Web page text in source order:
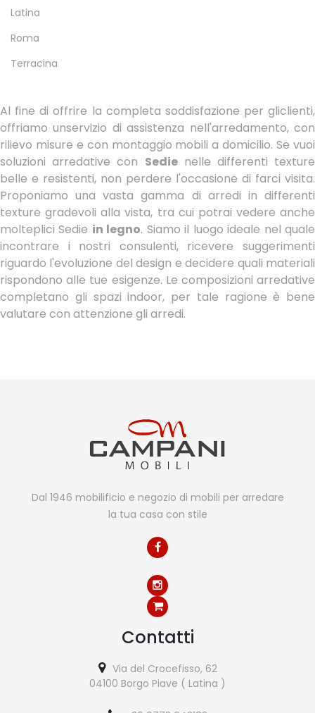
Latina
Roma
Terracina
Al fine di offrire la completa soddisfazione per gliclienti,
offriamo unservizio di assistenza nell'arredamento, con
rilievo misure e con montaggio mobili a domicilio. Se vuoi
soluzioni arredative con Sedienelle differenti texture
belle e resistenti, non perdere l'occasione di farci visita.
Proponiamo una vasta gamma di arredi in differenti
texture gradevoli alla vista, tra cui potrai vedere anche
molteplici Sedie in legno. Siamo il luogo ideale nel quale
incontrare i nostri consulenti, ricevere suggerimenti
riguardo l'evoluzione del design e decidere quali materiali
rispondono alle tue esigenze. Le composizioni arredative
completano gli spazi indoor, per tale ragione è bene
valutare con attenzione gli arredi.
Dal 1946 mobilificio e negozio di mobili per arredare
la tua casa con stile
Contatti
Via del Crocefisso, 62
04100 Borgo Piave ( Latina )